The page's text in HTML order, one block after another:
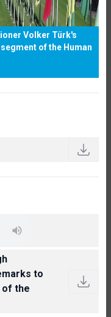
Volker Türk's
of the Human
to
of the